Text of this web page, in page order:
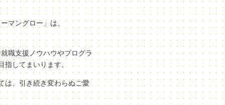
マングロー」は、
職支援ノウハウやプログラ
指してまいります。
は、引き続き変わらぬご愛